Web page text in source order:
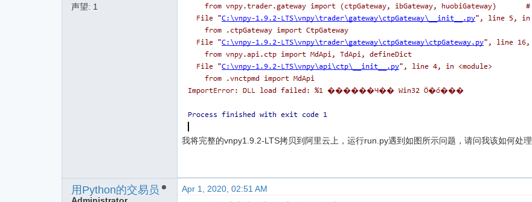
声望: 1
我将完整的vnpy1.9.2-LTS拷贝到阿里云上，运行run.py遇到如图所示问题，请问我该如何处理
用Python的交易员 Apr 1, 2020, 02:51 AM